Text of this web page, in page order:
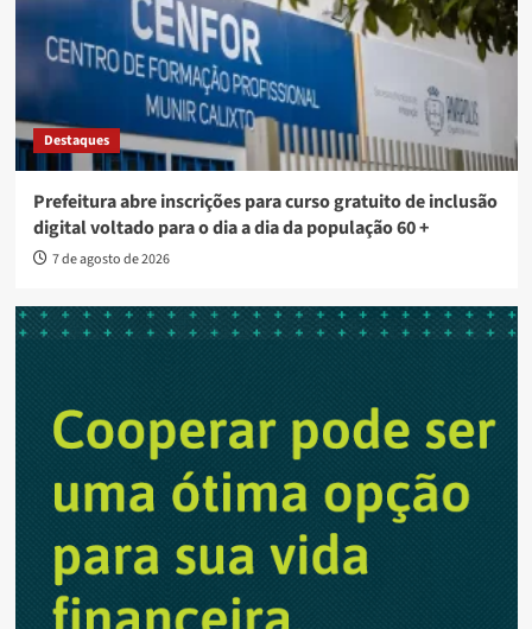
Destaques
Prefeitura abre inscrições para curso gratuito de inclusão
digital voltado para o dia a dia da população 60 +
7 de agosto de 2026